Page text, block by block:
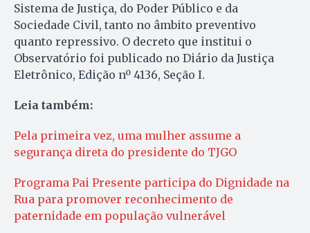
Sistema de Justiça, do Poder Público e da
Sociedade Civil, tanto no âmbito preventivo
quanto repressivo. O decreto que institui o
Observatório foi publicado no Diário da Justiça
Eletrônico, Edição nº 4136, Seção I.
Leia também:
Pela primeira vez, uma mulher assume a
segurança direta do presidente do TJGO
Programa Pai Presente participa do Dignidade na
Rua para promover reconhecimento de
paternidade em população vulnerável